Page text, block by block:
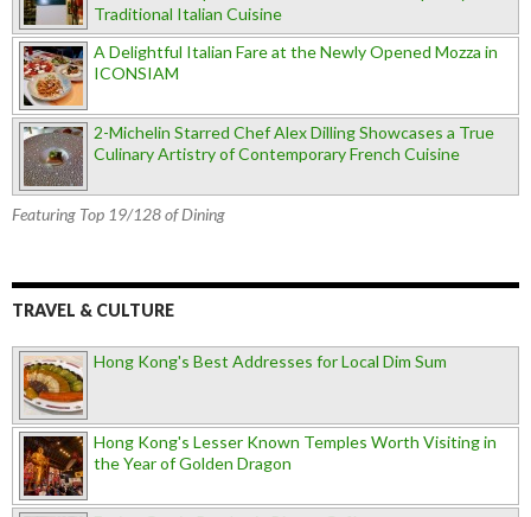
Traditional Italian Cuisine
A Delightful Italian Fare at the Newly Opened Mozza in
ICONSIAM
2-Michelin Starred Chef Alex Dilling Showcases a True
Culinary Artistry of Contemporary French Cuisine
Featuring Top 19/128 of Dining
TRAVEL & CULTURE
Hong Kong's Best Addresses for Local Dim Sum
Hong Kong's Lesser Known Temples Worth Visiting in
the Year of Golden Dragon